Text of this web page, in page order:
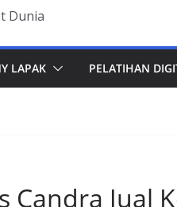
Dunia
LAPAK PELATIHAN
Candra Jual